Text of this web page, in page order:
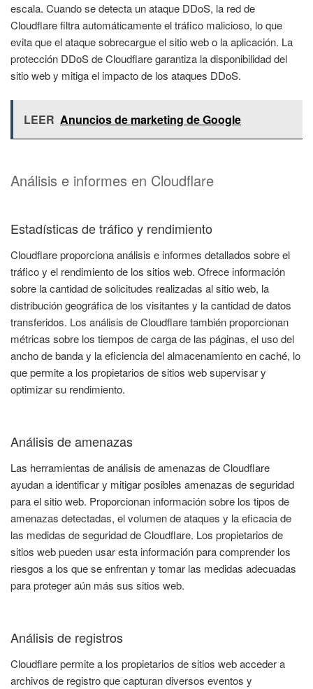
escala. Cuando se detecta un ataque DDoS, la red de
Cloudflare filtra automáticamente el tráfico malicioso, lo que
evita que el ataque sobrecargue el sitio web o la aplicación. La
protección DDoS de Cloudflare garantiza la disponibilidad del
sitio web y mitiga el impacto de los ataques DDoS.
LEER Anuncios de marketing de Google
Análisis e informes en Cloudflare
Estadísticas de tráfico y rendimiento
Cloudflare proporciona análisis e informes detallados sobre el
tráfico y el rendimiento de los sitios web. Ofrece información
sobre la cantidad de solicitudes realizadas al sitio web, la
distribución geográfica de los visitantes y la cantidad de datos
transferidos. Los análisis de Cloudflare también proporcionan
métricas sobre los tiempos de carga de las páginas, el uso del
ancho de banda y la eficiencia del almacenamiento en caché, lo
que permite a los propietarios de sitios web supervisar y
optimizar su rendimiento.
Análisis de amenazas
Las herramientas de análisis de amenazas de Cloudflare
ayudan a identificar y mitigar posibles amenazas de seguridad
para el sitio web. Proporcionan información sobre los tipos de
amenazas detectadas, el volumen de ataques y la eficacia de
las medidas de seguridad de Cloudflare. Los propietarios de
sitios web pueden usar esta información para comprender los
riesgos a los que se enfrentan y tomar las medidas adecuadas
para proteger aún más sus sitios web.
Análisis de registros
Cloudflare permite a los propietarios de sitios web acceder a
archivos de registro que capturan diversos eventos y